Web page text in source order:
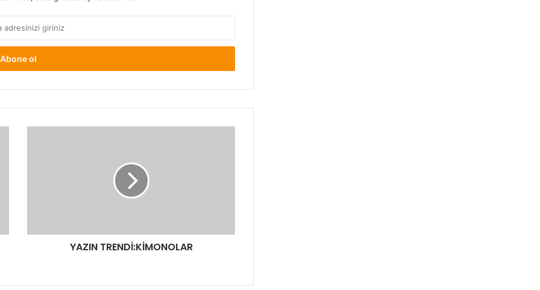
YAZIN TRENDİ:KİMONOLAR